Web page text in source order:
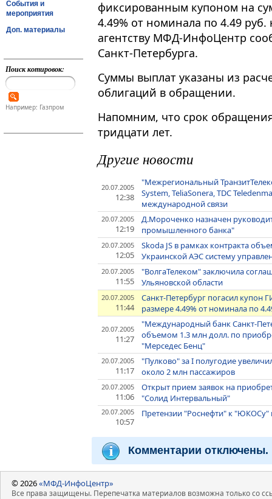
События и
мероприятия
Доп. материалы
Поиск котировок:
Например: Газпром
фиксированным купоном на
4.49% от номинала по 4.49
агентству МФД-ИнфоЦентр
Санкт-Петербурга.
Суммы выплат указаны из
облигаций в обращении.
Напомним, что срок
тридцати лет.
Другие новости
20.07.2005
12:38
"Межрегиональный
System, TeliaSonera, TDC
международной связи
20.07.2005
12:19
Д.Мороченко назначен
промышленного банка"
20.07.2005
12:05
Skoda JS в рамках контракта
Украинской АЭС систему
20.07.2005
11:55
"ВолгаТелеком" заключила
Ульяновской области
20.07.2005
11:44
Санкт-Петербург погасил купон
размере 4.49% от номинала по
20.07.2005
11:27
"Международный банк Санкт-
объемом 1.3 млн долл. по
"Мерседес Бенц"
20.07.2005
11:17
"Пулково" за I полугодие
около 2 млн пассажиров
20.07.2005
11:06
Открыт прием заявок на
"Солид Интервальный"
20.07.2005
10:57
Претензии "Роснефти" к "ЮКОСу"
Комментарии отключены.
© 2026«МФД-ИнфоЦентр»
Все права защищены. Перепечатка материалов возможна только со